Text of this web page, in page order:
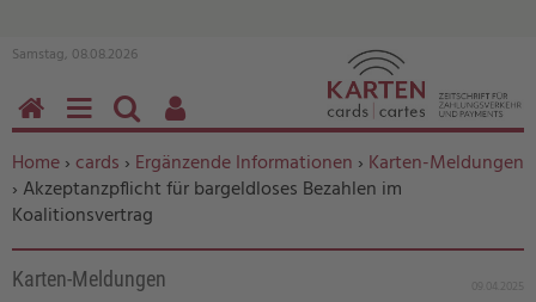
Samstag, 08.08.2026
Sie befinden sich hier:
Home› cards › Ergänzende Informationen › Karten-Meldungen
› Akzeptanzpflicht für bargeldloses Bezahlen im
Koalitionsvertrag
Karten-Meldungen 09.04.2025
HOMEMENÜSUCHEN
BENUTZERFUNKTIONEN